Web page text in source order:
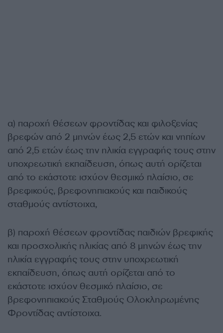
α) παροχή θέσεων φροντίδας και φιλοξενίας
βρεφών από 2 μηνών έως 2,5 ετών και νηπίων
από 2,5 ετών έως την ηλικία εγγραφής τους στην
υποχρεωτική εκπαίδευση, όπως αυτή ορίζεται
από το εκάστοτε ισχύον θεσμικό πλαίσιο, σε
βρεφικούς, βρεφονηπιακούς και παιδικούς
σταθμούς αντίστοιχα,
β) παροχή θέσεων φροντίδας παιδιών βρεφικής
και προσχολικής ηλικίας από 8 μηνών έως την
ηλικία εγγραφής τους στην υποχρεωτική
εκπαίδευση, όπως αυτή ορίζεται από το
εκάστοτε ισχύον θεσμικό πλαίσιο, σε
βρεφονηπιακούς Σταθμούς Ολοκληρωμένης
Φροντίδας αντίστοιχα.